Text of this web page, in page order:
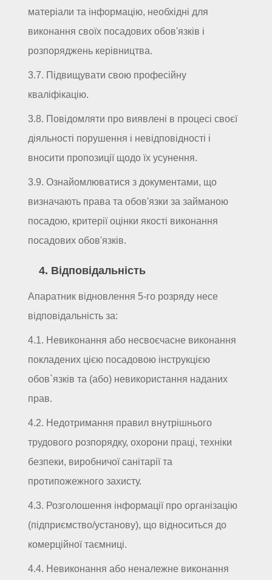
матеріали та інформацію, необхідні для
виконання своїх посадових обов'язків і
розпоряджень керівництва.
3.7. Підвищувати свою професійну
кваліфікацію.
3.8. Повідомляти про виявлені в процесі своєї
діяльності порушення і невідповідності і
вносити пропозиції щодо їх усунення.
3.9. Ознайомлюватися з документами, що
визначають права та обов'язки за займаною
посадою, критерії оцінки якості виконання
посадових обов'язків.
4. Відповідальність
Апаратник відновлення 5-го розряду несе
відповідальність за:
4.1. Невиконання або несвоєчасне виконання
покладених цією посадовою інструкцією
обов`язків та (або) невикористання наданих
прав.
4.2. Недотримання правил внутрішнього
трудового розпорядку, охорони праці, техніки
безпеки, виробничої санітарії та
протипожежного захисту.
4.3. Розголошення інформації про організацію
(підприємство/установу), що відноситься до
комерційної таємниці.
4.4. Невиконання або неналежне виконання